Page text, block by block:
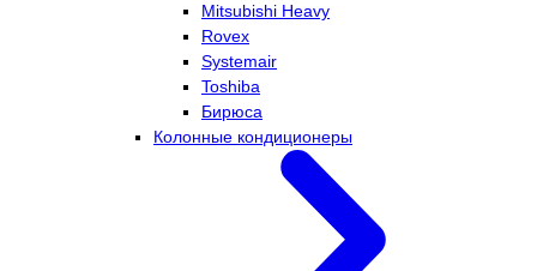
Mitsubishi Heavy
Rovex
Systemair
Toshiba
Бирюса
Колонные кондиционеры